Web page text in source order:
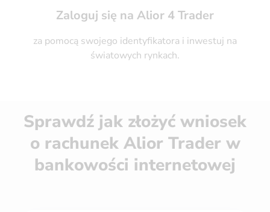
Zaloguj się na Alior 4 Trader
za pomocą swojego identyfikatora i inwestuj na
światowych rynkach.
Sprawdź jak złożyć wniosek
o rachunek Alior Trader w
bankowości internetowej